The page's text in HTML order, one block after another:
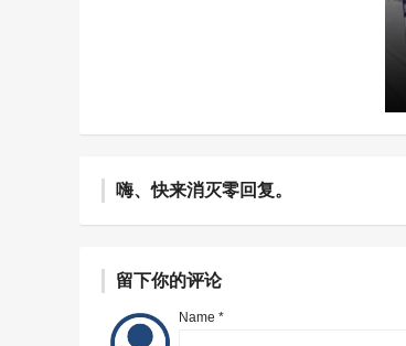
嗨、快来消灭零回复。
留下你的评论
Name *